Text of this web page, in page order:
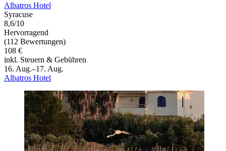
Albatros Hotel
Syracuse
8,6/10
Hervorragend
(112 Bewertungen)
108 €
inkl. Steuern & Gebühren
16. Aug.–17. Aug.
Albatros Hotel